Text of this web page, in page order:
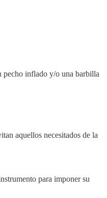
pecho inflado y/o una barbilla
aquellos necesitados de la
para imponer su